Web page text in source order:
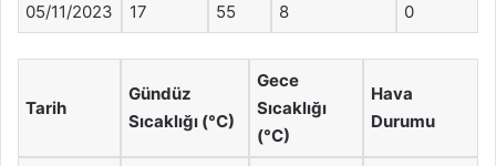
05/11/2023 17 55 8 0
Tarih
Gündüz
Sıcaklığı (°C)
Gece
Sıcaklığı
(°C)
Hava
Durumu